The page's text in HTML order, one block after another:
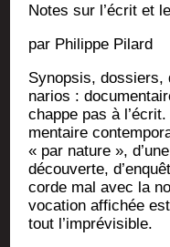
Notes sur l’écrit et
par Phi­lippe Pilard
Synop­sis, dos­siers,
na­rios :
chappe pas à
men­taire
« par nature »,
décou­verte,
corde mal avec la
voca­tion affi­chée
tout l’imprévisible.